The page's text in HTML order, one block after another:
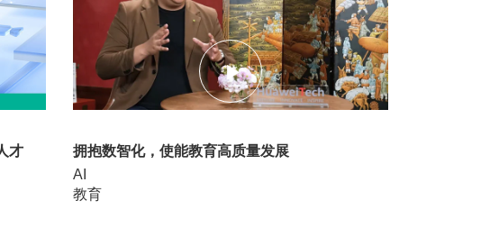
才
拥抱数智化，使能教育高质量发展
AI
教育